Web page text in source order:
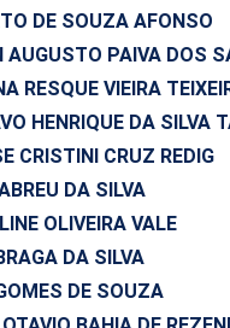
DE SOUZA AFONSO
AUGUSTO PAIVA DOS
RESQUE VIEIRA
HENRIQUE DA SILVA
CRISTINI CRUZ REDIG
DA SILVA
OLIVEIRA VALE
DA SILVA
DE SOUZA